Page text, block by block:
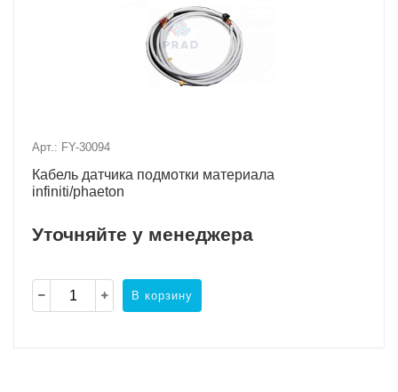
Арт.: FY-30094
Кабель датчика подмотки материала
infiniti/phaeton
Уточняйте у менеджера
В корзину